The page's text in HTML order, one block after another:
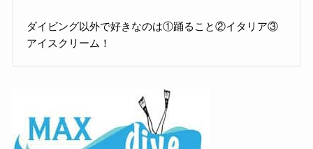
ダイビング以外で好きなのは①踊ること②イタリア③
アイスクリーム！